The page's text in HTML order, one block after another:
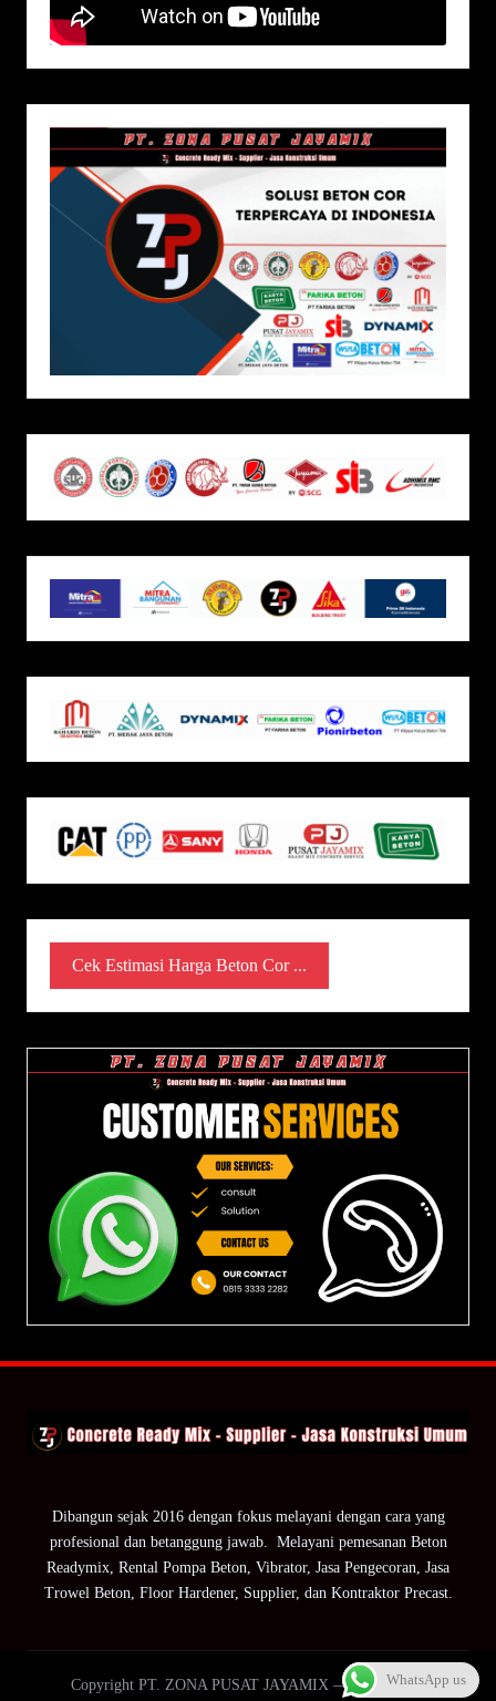
Cek Estimasi Harga Beton Cor ...
Dibangun sejak 2016 dengan fokus melayani dengan cara yang
profesional dan betanggung jawab. Melayani pemesanan Beton
Readymix, Rental Pompa Beton, Vibrator, Jasa Pengecoran, Jasa
Trowel Beton, Floor Hardener, Supplier, dan Kontraktor Precast.
Copyright PT. ZONA PUSAT JAYAMIX — ZPJ Group.WhatsApp us